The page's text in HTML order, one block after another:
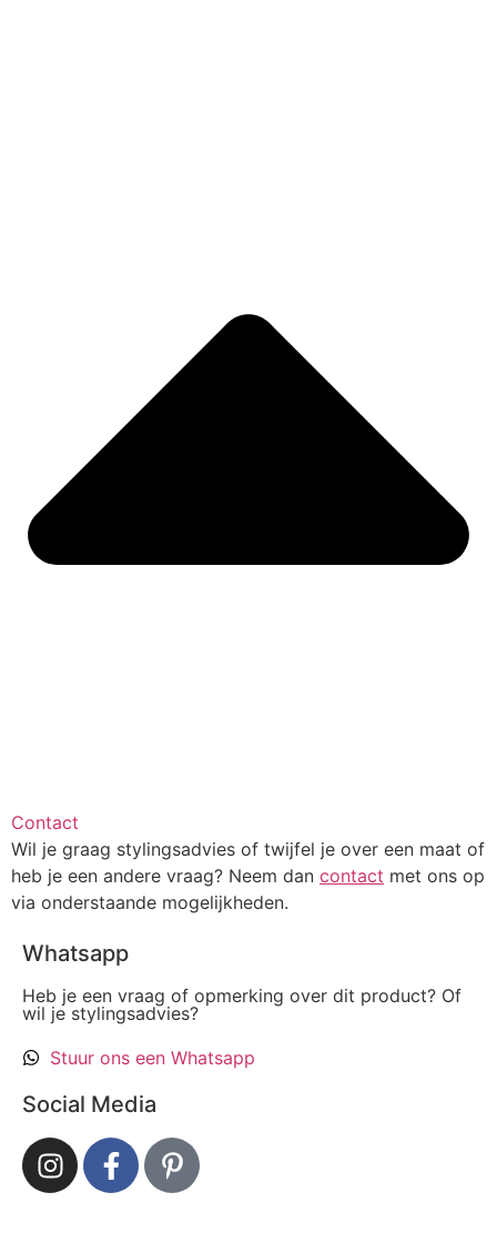
Contact
Wil je graag stylingsadvies of twijfel je over een maat of
heb je een andere vraag? Neem dan contact met ons op
via onderstaande mogelijkheden.
Whatsapp
Heb je een vraag of opmerking over dit product? Of
wil je stylingsadvies?
Stuur ons een Whatsapp
Social Media